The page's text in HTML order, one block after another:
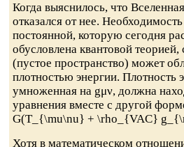
Когда выяснилось, что
отказался от нее.
постоянной, которую сегодня
обусловлена квантовой
(пустое пространство) может
плотностью энергии.
умноженная на gμν, должна
уравнения вместе с другой
G(T_{\mu\nu} + \rho_{VAC}
Хотя в математическом